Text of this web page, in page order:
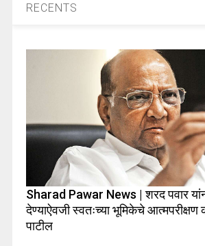
RECENTS
Sharad Pawar News | शरद पवार
देण्याऐवजी स्वतःच्या भूमिकेचे आत्मपरीक्षण
पाटील